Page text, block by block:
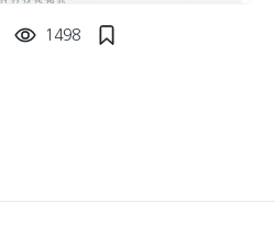
1498